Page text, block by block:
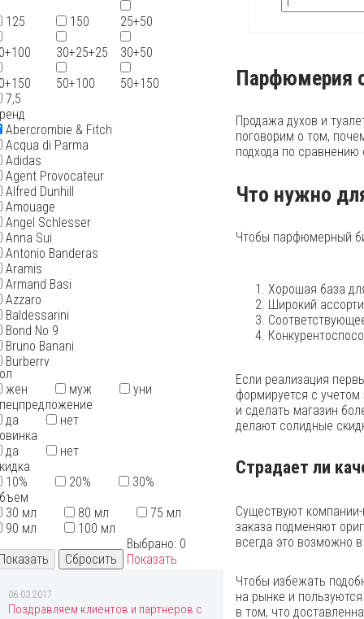
125
150
25+50
30+25+25
30+50
50+100
50+150
7,5
Abercrombie & Fitch
Acqua di Parma
Adidas
Agent Provocateur
Alfred Dunhill
Amouage
Angel Schlesser
Anna Sui
Antonio Banderas
Aramis
Armand Basi
Azzaro
Baldessarini
Bond No 9
Bruno Banani
Burberry
Bvlgari
By Kilian
Cacharel
Calvin Klein
Carolina Herrera
Cartier
Cerruti
Chanel
Chloe
Chopard
Christian Dior
Christian Lacroix
Christina Aguilera
Coach
Creed
жен
муж
уни
да
нет
да
нет
10%
20%
30%
30 мл
80 мл
75 мл
90 мл
100 мл
Выбрано: 0
Показать
06.03.2017
Поздравляем клиентов и партнеров с
Парфюмерия
Продажа духов и
поговорим о том,
подхода по
Что нужно
Чтобы парфюмерный
Хорошая база
Широкий
Если реализация
формируется с
и сделать магазин
делают солидные
Страдает ли
Существуют
заказа подменяют
всегда это возможно
Чтобы избежать
на рынке и
в том, что